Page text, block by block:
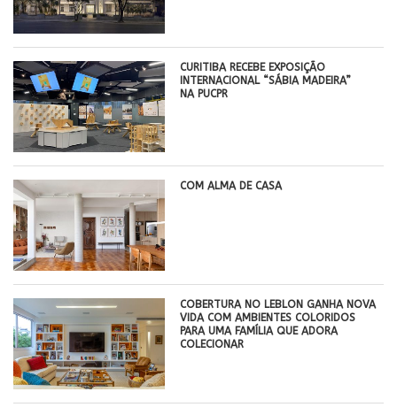
CURITIBA RECEBE EXPOSIÇÃO
INTERNACIONAL “SÁBIA MADEIRA”
NA PUCPR
COM ALMA DE CASA
COBERTURA NO LEBLON GANHA NOVA
VIDA COM AMBIENTES COLORIDOS
PARA UMA FAMÍLIA QUE ADORA
COLECIONAR